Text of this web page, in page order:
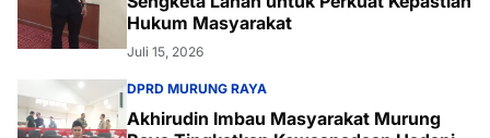
Hukum Masyarakat
Juli 15, 2026
DPRD MURUNG RAYA
Akhirudin Imbau Masyarakat Murung